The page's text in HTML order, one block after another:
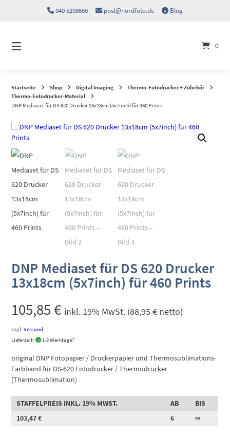
040 5298650 post@nordfoto.de Blog
0
Startseite Shop Digital Imaging
Thermo-Fotodrucker + Zubehör
Thermo-Fotodrucker-Material
DNP Mediaset für DS 620 Drucker 13x18cm (5x7inch) für 460 Prints
DNP Mediaset für DS 620 Drucker
13x18cm (5x7inch) für 460 Prints
105,85€ inkl. 19% MwSt. (88,95€ netto)
zzgl.Versand
Lieferzeit:
1-2 Werktage*
original DNP Fotopapier / Druckerpapier und Thermosublimations-
Farbband für DS-620 Fotodrucker / Thermodrucker
(Thermosublimation)
STAFFELPREIS INKL. 19% MWST. AB
BIS
103,47€ 6 ∞